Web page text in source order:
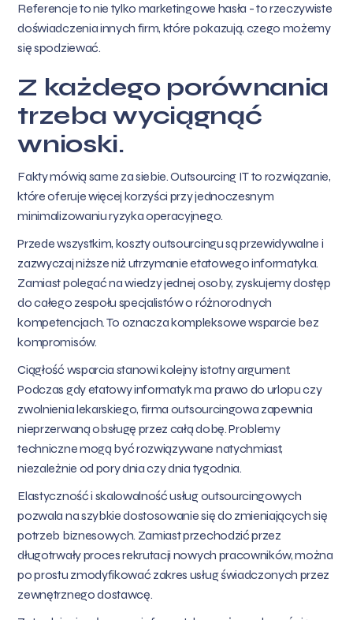
Referencje to nie tylko marketingowe hasła - to rzeczywiste
doświadczenia innych firm, które pokazują, czego możemy
się spodziewać.
Z każdego porównania
trzeba wyciągnąć
wnioski.
Fakty mówią same za siebie. Outsourcing IT to rozwiązanie,
które oferuje więcej korzyści przy jednoczesnym
minimalizowaniu ryzyka operacyjnego.
Przede wszystkim, koszty outsourcingu są przewidywalne i
zazwyczaj niższe niż utrzymanie etatowego informatyka.
Zamiast polegać na wiedzy jednej osoby, zyskujemy dostęp
do całego zespołu specjalistów o różnorodnych
kompetencjach. To oznacza kompleksowe wsparcie bez
kompromisów.
Ciągłość wsparcia stanowi kolejny istotny argument.
Podczas gdy etatowy informatyk ma prawo do urlopu czy
zwolnienia lekarskiego, firma outsourcingowa zapewnia
nieprzerwaną obsługę przez całą dobę. Problemy
techniczne mogą być rozwiązywane natychmiast,
niezależnie od pory dnia czy dnia tygodnia.
Elastyczność i skalowalność usług outsourcingowych
pozwala na szybkie dostosowanie się do zmieniających się
potrzeb biznesowych. Zamiast przechodzić przez
długotrwały proces rekrutacji nowych pracowników, można
po prostu zmodyfikować zakres usług świadczonych przez
zewnętrznego dostawcę.